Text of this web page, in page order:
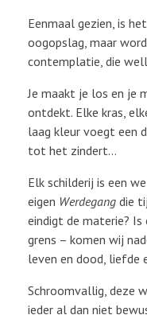
Eenmaal gezien, is
oogopslag, maar
contemplatie, die
Je maakt je los en je
ontdekt. Elke kras,
laag kleur voegt een
tot het zindert…
Elk schilderij is een
eigen Werdegang die
eindigt de materie? Is
grens – komen wij
leven en dood, liefde
Schroomvallig, deze
ieder al dan niet